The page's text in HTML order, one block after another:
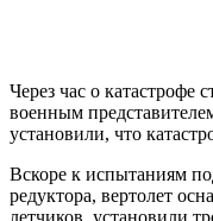
Через час о
военным
установили, что
Вскоре к испытаниям
редуктора, вертолет
летчиков, установили